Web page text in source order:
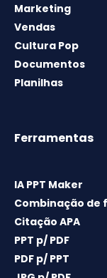
Marketing
Vendas
Cultura Pop
Documentos
Planilhas
Ferramentas
IA PPT Maker
Combinação de
Citação APA
PPT p/ PDF
PDF p/ PPT